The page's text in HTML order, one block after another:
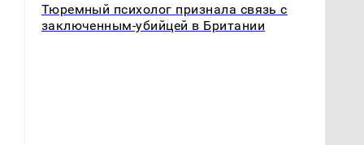
Тюремный психолог признала связь с
заключенным-убийцей в Британии